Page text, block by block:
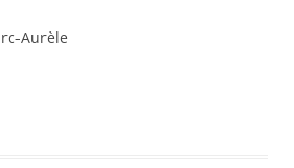
Aurèle